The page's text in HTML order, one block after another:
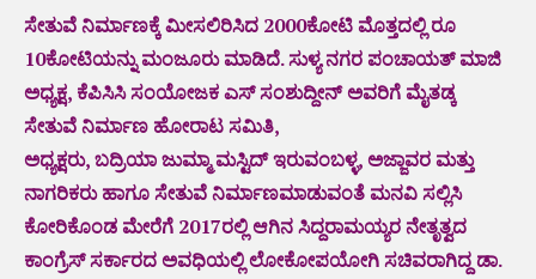
ಸೇತುವೆ ನಿರ್ಮಾಣಕ್ಕೆ ಮೀಸಲಿರಿಸಿದ 2000ಕೋಟಿ ಮೊತ್ತದಲ್ಲಿ ರೂ
10ಕೋಟಿಯನ್ನು ಮಂಜೂರು ಮಾಡಿದೆ. ಸುಳ್ಯ ನಗರ ಪಂಚಾಯತ್ ಮಾಜಿ
ಅಧ್ಯಕ್ಷ, ಕೆಪಿಸಿಸಿ ಸಂಯೋಜಕ ಎಸ್ ಸಂಶುದ್ದೀನ್‌ ಅವರಿಗೆ ಮೈತಡ್ಕ
ಸೇತುವೆ ನಿರ್ಮಾಣ ಹೋರಾಟ ಸಮಿತಿ,
ಅಧ್ಯಕ್ಷರು, ಬದ್ರಿಯಾ ಜುಮ್ಮಾ ಮಸ್ಟಿದ್ ಇರುವಂಬಳ್ಳ, ಅಜ್ಜಾವರ ಮತ್ತು
ನಾಗರಿಕರು ಹಾಗೂ ಸೇತುವೆ ನಿರ್ಮಾಣಮಾಡುವಂತೆ ಮನವಿ ಸಲ್ಲಿಸಿ
ಕೋರಿಕೊಂಡ ಮೇರೆಗೆ 2017ರಲ್ಲಿ ಆಗಿನ ಸಿದ್ದರಾಮಯ್ಯರ ನೇತೃತ್ವದ
ಕಾಂಗ್ರೆಸ್ ಸರ್ಕಾರದ ಅವಧಿಯಲ್ಲಿ ಲೋಕೋಪಯೋಗಿ ಸಚಿವರಾಗಿದ್ದ ಡಾ.